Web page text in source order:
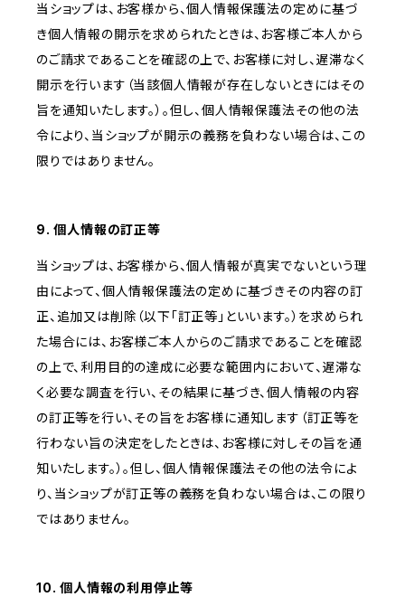
当ショップは、お客様から、個人情報保護法の定めに基づ
き個人情報の開示を求められたときは、お客様ご本人から
のご請求であることを確認の上で、お客様に対し、遅滞なく
開示を行います（当該個人情報が存在しないときにはその
旨を通知いたします。）。但し、個人情報保護法その他の法
令により、当ショップが開示の義務を負わない場合は、この
限りではありません。
9. 個人情報の訂正等
当ショップは、お客様から、個人情報が真実でないという理
由によって、個人情報保護法の定めに基づきその内容の訂
正、追加又は削除（以下「訂正等」といいます。）を求められ
た場合には、お客様ご本人からのご請求であることを確認
の上で、利用目的の達成に必要な範囲内において、遅滞な
く必要な調査を行い、その結果に基づき、個人情報の内容
の訂正等を行い、その旨をお客様に通知します（訂正等を
行わない旨の決定をしたときは、お客様に対しその旨を通
知いたします。）。但し、個人情報保護法その他の法令によ
り、当ショップが訂正等の義務を負わない場合は、この限り
ではありません。
10. 個人情報の利用停止等